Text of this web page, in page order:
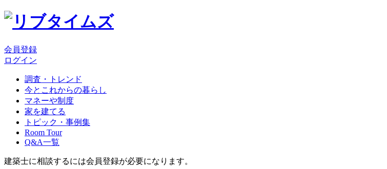
会員登録
ログイン
調査・トレンド
今とこれからの暮らし
マネーや制度
家を建てる
トピック・事例集
Room Tour
Q&A一覧
建築士に相談するには会員登録が必要になります。